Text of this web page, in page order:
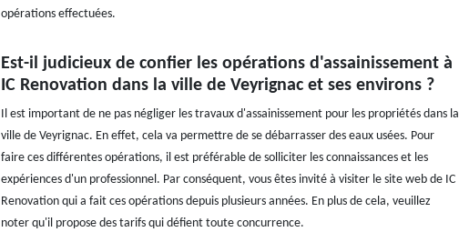
opérations effectuées.
Est-il judicieux de confier les opérations d'assainissement à
IC Renovation dans la ville de Veyrignac et ses environs ?
Il est important de ne pas négliger les travaux d'assainissement pour les propriétés dans la
ville de Veyrignac. En effet, cela va permettre de se débarrasser des eaux usées. Pour
faire ces différentes opérations, il est préférable de solliciter les connaissances et les
expériences d'un professionnel. Par conséquent, vous êtes invité à visiter le site web de IC
Renovation qui a fait ces opérations depuis plusieurs années. En plus de cela, veuillez
noter qu'il propose des tarifs qui défient toute concurrence.